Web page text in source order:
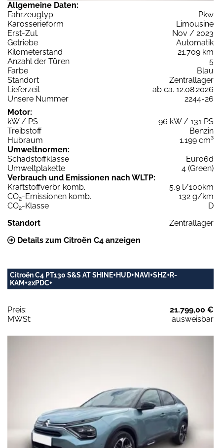
Allgemeine Daten:
Fahrzeugtyp
Pkw
Karosserieform
Limousine
Erst-Zul.
Nov / 2023
Getriebe
Automatik
Kilometerstand
21.709 km
Anzahl der Türen
5
Farbe
Blau
Standort
Zentrallager
Lieferzeit
ab ca. 12.08.2026
Unsere Nummer
2244-26
Motor:
kW / PS
96 kW / 131 PS
Treibstoff
Benzin
Hubraum
1.199 cm³
Umweltnormen:
Schadstoffklasse
Euro6d
Umweltplakette
4 (Green)
Verbrauch und Emissionen nach WLTP:
Kraftstoffverbr. komb.
5,9 l/100km
CO2-Emissionen komb.
132 g/km
CO2-Klasse
D
Standort
Zentrallager
Details zum Citroën C4 anzeigen
Citroën C4 PT130 S&S AT SHINE+HUD+NAVI+SHZ+R-
KAM+2xPDC+
Preis:
21.799,00 €
MWSt:
ausweisbar